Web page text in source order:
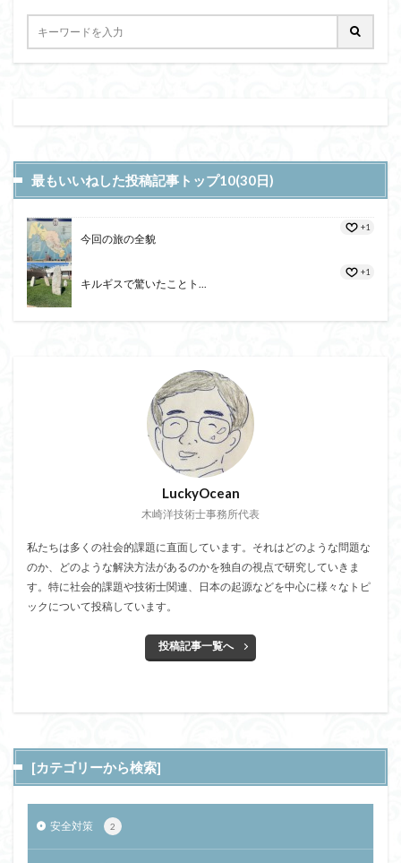
最もいいねした投稿記事トップ10(30日)
今回の旅の全貌
+1
キルギスで驚いたことト...
+1
LuckyOcean
木崎洋技術士事務所代表
私たちは多くの社会的課題に直面しています。それはどのような問題な
のか、どのような解決方法があるのかを独自の視点で研究していきま
す。特に社会的課題や技術士関連、日本の起源などを中心に様々なトピ
ックについて投稿しています。
投稿記事一覧へ
[カテゴリーから検索]
安全対策 2